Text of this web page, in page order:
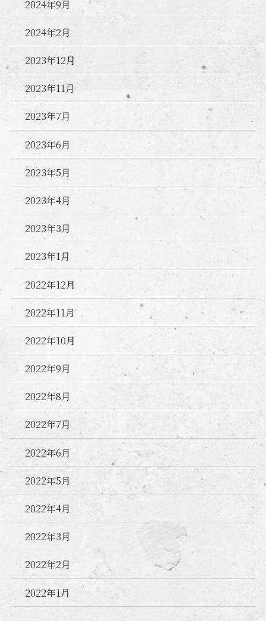
2024年9月
2024年2月
2023年12月
2023年11月
2023年7月
2023年6月
2023年5月
2023年4月
2023年3月
2023年1月
2022年12月
2022年11月
2022年10月
2022年9月
2022年8月
2022年7月
2022年6月
2022年5月
2022年4月
2022年3月
2022年2月
2022年1月